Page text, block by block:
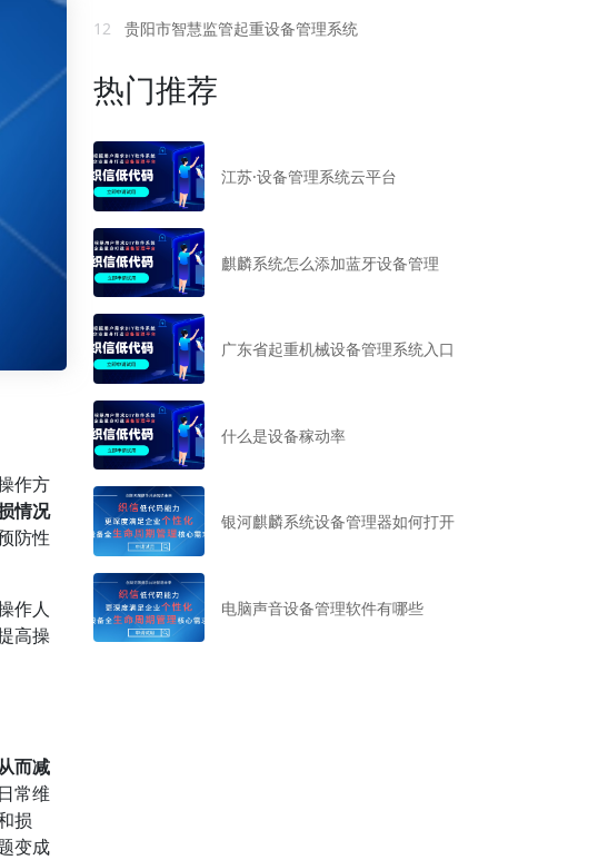
作方
情况
防性
作人
高操
而减
常维
损
变成
12
贵阳市智慧监管起重设备管理系统
热门推荐
江苏·设备管理系统云平台
麒麟系统怎么添加蓝牙设备管理
广东省起重机械设备管理系统入口
什么是设备稼动率
银河麒麟系统设备管理器如何打开
电脑声音设备管理软件有哪些